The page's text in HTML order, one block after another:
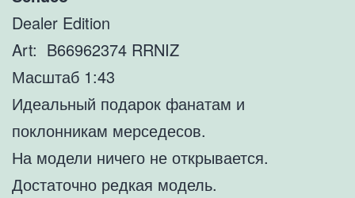
Dealer Edition
Art: B66962374 RRNIZ
Масштаб 1:43
Идеальный подарок фанатам и
поклонникам мерседесов.
На модели ничего не открывается.
Достаточно редкая модель.